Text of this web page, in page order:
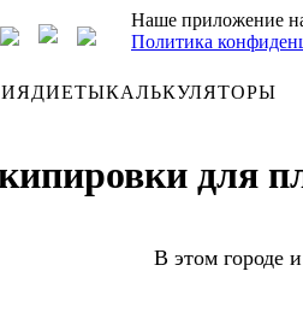
Наше приложение
Политика
ДИЕТЫКАЛЬКУЛЯТОРЫ
для
В этом городе